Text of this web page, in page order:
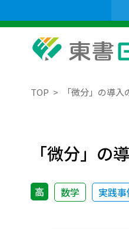
TOP 「微分」の導入
「微分」の
高 数学 実践事